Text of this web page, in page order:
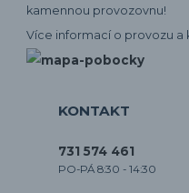
kamennou provozovnu!
Více informací o provozu a
KONTAKT
731 574 461
PO-PÁ 8:30 - 14:30